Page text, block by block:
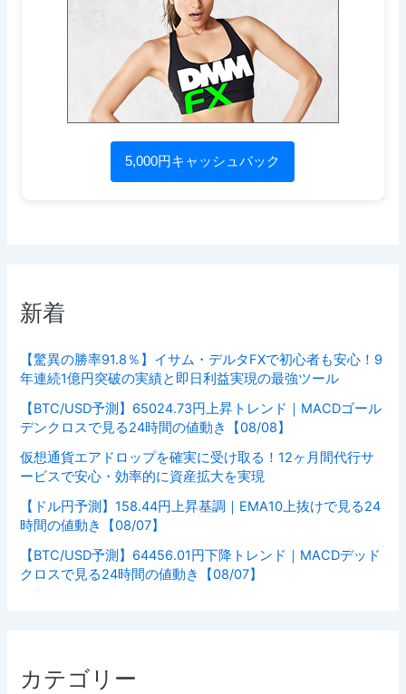
5,000円キャッシュバック
新着
【驚異の勝率91.8％】イサム・デルタFXで初心者も安心！9
年連続1億円突破の実績と即日利益実現の最強ツール
【BTC/USD予測】65024.73円上昇トレンド｜MACDゴール
デンクロスで見る24時間の値動き【08/08】
仮想通貨エアドロップを確実に受け取る！12ヶ月間代行サ
ービスで安心・効率的に資産拡大を実現
【ドル円予測】158.44円上昇基調｜EMA10上抜けで見る24
時間の値動き【08/07】
【BTC/USD予測】64456.01円下降トレンド｜MACDデッド
クロスで見る24時間の値動き【08/07】
カテゴリー